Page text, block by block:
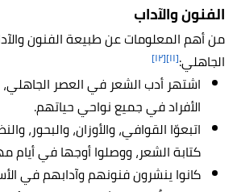
الفنون والآداب
من أهم المعلومات عن طبيعة الفنون
الجاهلي:[١١] [١٢]
اشتهر أدب الشعر في العصر
الأفراد في جميع نواحي حياتهم.
اتبعوّا القوافي، والأوزان، والبحور،
كتابة الشعر، ووصلوا أوجها في أيام
كانوا ينشرون فنونهم وآدابهم في